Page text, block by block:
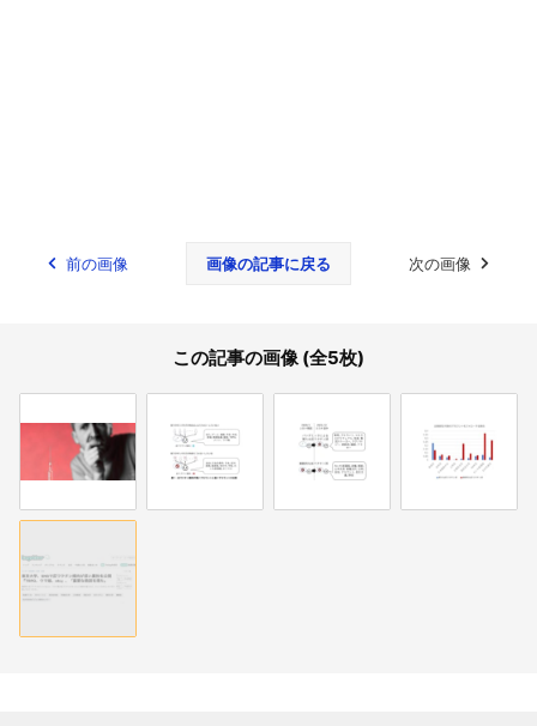
前の画像 画像の記事に戻る 次の画像
この記事の画像 (全5枚)